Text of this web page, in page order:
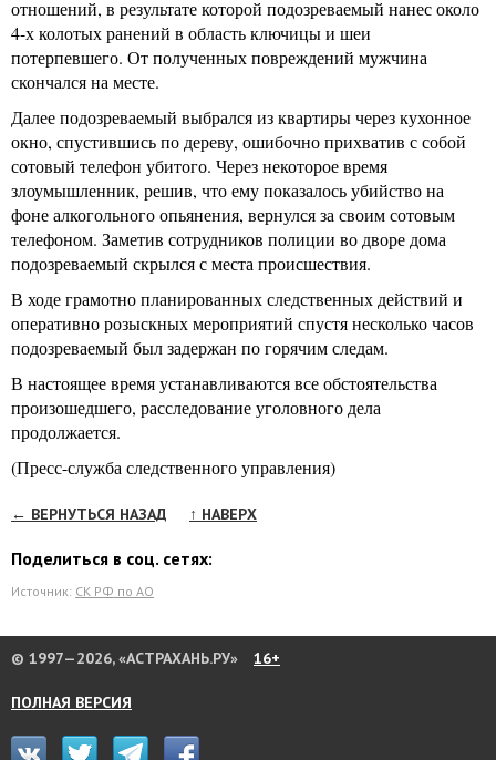
отношений, в результате которой подозреваемый нанес около
4-х колотых ранений в область ключицы и шеи
потерпевшего. От полученных повреждений мужчина
скончался на месте.
Далее подозреваемый выбрался из квартиры через кухонное
окно, спустившись по дереву, ошибочно прихватив с собой
сотовый телефон убитого. Через некоторое время
злоумышленник, решив, что ему показалось убийство на
фоне алкогольного опьянения, вернулся за своим сотовым
телефоном. Заметив сотрудников полиции во дворе дома
подозреваемый скрылся с места происшествия.
В ходе грамотно планированных следственных действий и
оперативно розыскных мероприятий спустя несколько часов
подозреваемый был задержан по горячим следам.
В настоящее время устанавливаются все обстоятельства
произошедшего, расследование уголовного дела
продолжается.
(Пресс-служба следственного управления)
← ВЕРНУТЬСЯ НАЗАД ↑ НАВЕРХ
Поделиться в соц. сетях:
Источник: СК РФ по АО
© 1997—2026, «АСТРАХАНЬ.РУ» 16+
ПОЛНАЯ ВЕРСИЯ